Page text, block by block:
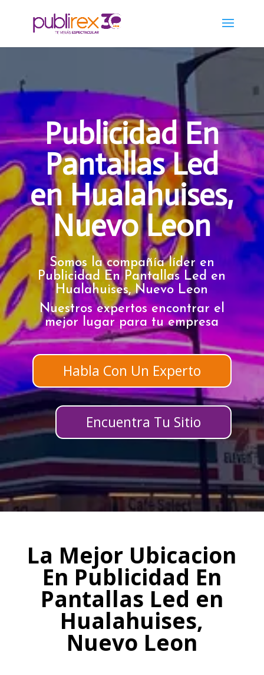
Publicidad En
Pantallas Led
en Hualahuises,
Nuevo Leon
Somos la compañía líder en
Publicidad En Pantallas Led en
Hualahuises, Nuevo Leon
Nuestros expertos encontrar el
mejor lugar para tu empresa
Habla Con Un Experto
Encuentra Tu Sitio
La Mejor Ubicacion
En Publicidad En
Pantallas Led en
Hualahuises,
Nuevo Leon